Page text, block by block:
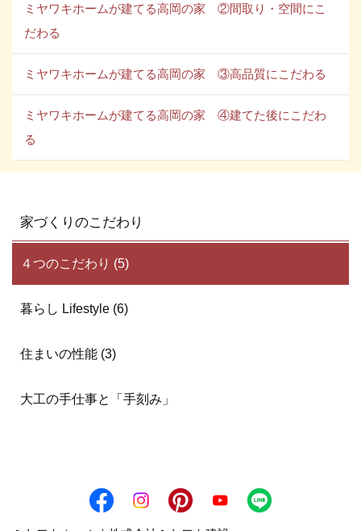
ミヤワキホームが建てる高岡の家 ②間取り・空間にこ
だわる
ミヤワキホームが建てる高岡の家 ③高品質にこだわる
ミヤワキホームが建てる高岡の家 ④建てた後にこだわ
る
家づくりのこだわり
４つのこだわり (5)
暮らし Lifestyle (6)
住まいの性能 (3)
大工の手仕事と「手刻み」